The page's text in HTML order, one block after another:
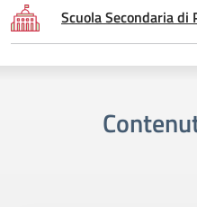
Scuola Secondaria di